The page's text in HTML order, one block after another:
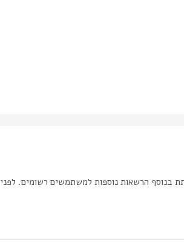
בנוסף הרשאות נוספות למשתמשים רשומים. לפני